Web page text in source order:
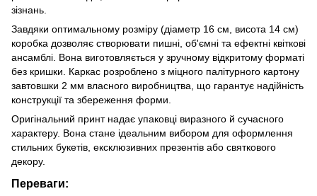
зізнань.
Завдяки оптимальному розміру (діаметр 16 см, висота 14 см)
коробка дозволяє створювати пишні, об'ємні та ефектні квіткові
ансамблі. Вона виготовляється у зручному відкритому форматі
без кришки. Каркас розроблено з міцного палітурного картону
завтовшки 2 мм власного виробництва, що гарантує надійність
конструкції та збереження форми.
Оригінальний принт надає упаковці виразного й сучасного
характеру. Вона стане ідеальним вибором для оформлення
стильних букетів, ексклюзивних презентів або святкового
декору.
Переваги: